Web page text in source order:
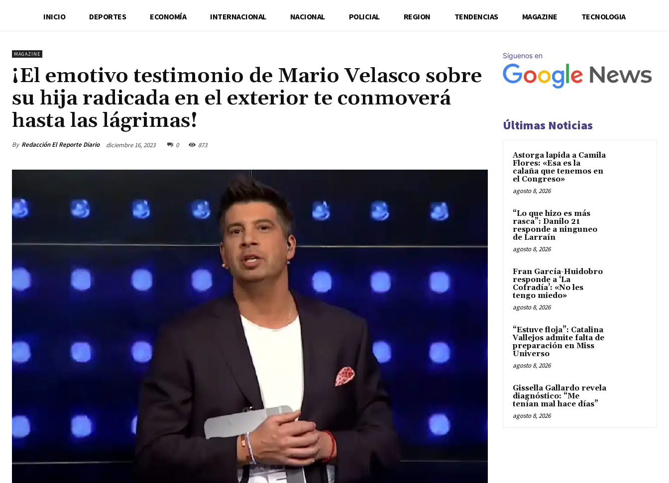
INICIO DEPORTES ECONOMÍA INTERNACIONAL NACIONAL POLICIAL REGION TENDENCIAS MAGAZINE TECNOLOGIA
MAGAZINE
¡El emotivo testimonio de Mario Velasco sobre
su hija radicada en el exterior te conmoverá
hasta las lágrimas!
By Redacción El Reporte Diario diciembre 16, 2023 0 873
Síguenos en
Últimas Noticias
Astorga lapida a Camila
Flores: «Esa es la
calaña que tenemos en
el Congreso»
agosto 8, 2026
“Lo que hizo es más
rasca”: Danilo 21
responde a ninguneo
de Larraín
agosto 8, 2026
Fran García-Huidobro
responde a ‘La
Cofradía’: «No les
tengo miedo»
agosto 8, 2026
“Estuve floja”: Catalina
Vallejos admite falta de
preparación en Miss
Universo
agosto 8, 2026
Gissella Gallardo revela
diagnóstico: “Me
tenían mal hace días”
agosto 8, 2026